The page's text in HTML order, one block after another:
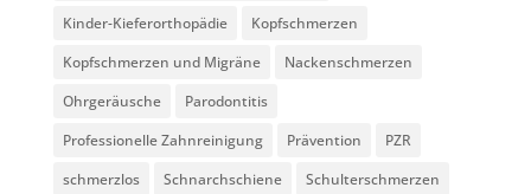
Kinder-Kieferorthopädie
Kopfschmerzen
Kopfschmerzen und Migräne
Nackenschmerzen
Ohrgeräusche
Parodontitis
Professionelle Zahnreinigung
Prävention
PZR
schmerzlos
Schnarchschiene
Schulterschmerzen